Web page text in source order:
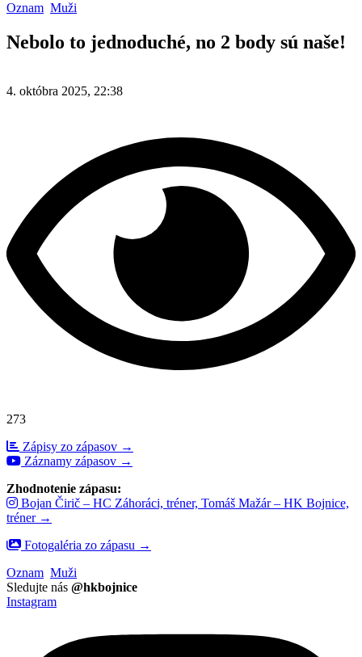
Oznam Muži
Nebolo to jednoduché, no 2 body sú naše!
4. októbra 2025, 22:38
273
Zápisy zo zápasov →
Záznamy zápasov →
Zhodnotenie zápasu:
Bojan Čirič – HC Záhoráci, tréner, Tomáš Mažár – HK Bojnice,
tréner →
Fotogaléria zo zápasu →
Oznam Muži
Sledujte nás @hkbojnice
Instagram